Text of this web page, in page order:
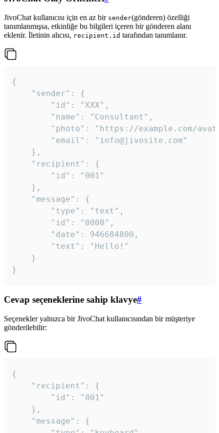
JivoChat kullanıcısı için en az bir sender(gönderen) özelliği
tanımlanmışsa, etkinliğe bu bilgileri içeren bir gönderen alanı
eklenir. İletinin alıcısı, recipient.id tarafından tanımlanır.
{
}
Cevap seçeneklerine sahip klavye#
Seçenekler yalnızca bir JivoChat kullanıcısından bir müşteriye
gönderilebilir:
{